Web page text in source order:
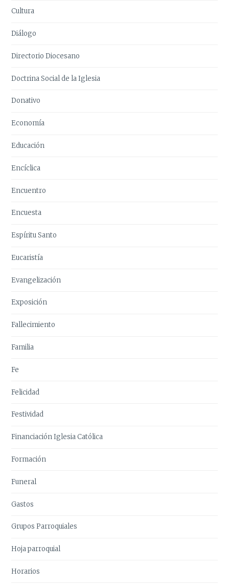
Cultura
Diálogo
Directorio Diocesano
Doctrina Social de la Iglesia
Donativo
Economía
Educación
Encíclica
Encuentro
Encuesta
Espíritu Santo
Eucaristía
Evangelización
Exposición
Fallecimiento
Familia
Fe
Felicidad
Festividad
Financiación Iglesia Católica
Formación
Funeral
Gastos
Grupos Parroquiales
Hoja parroquial
Horarios